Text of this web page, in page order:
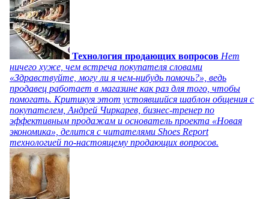
Технология продающих вопросов Нет
ничего хуже, чем встреча покупателя словами
«Здравствуйте, могу ли я чем-нибудь помочь?», ведь
продавец работает в магазине как раз для того, чтобы
помогать. Критикуя этот устоявшийся шаблон общения с
покупателем, Андрей Чиркарев, бизнес-тренер по
эффективным продажам и основатель проекта «Новая
экономика», делится с читателями Shoes Report
технологией по-настоящему продающих вопросов.